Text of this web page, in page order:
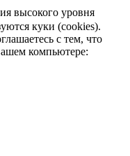
высокого уровня
куки (cookies).
с тем, что
компьютере: